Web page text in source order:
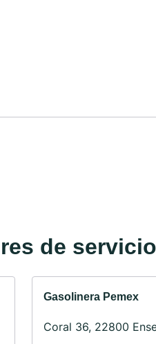
de
Gasolinera Pemex
Coral 36, 22800